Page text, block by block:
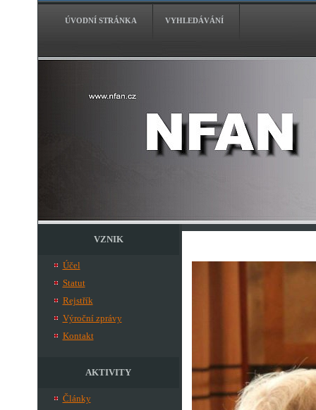
ÚVODNÍ STRÁNKA VYHLEDÁVÁNÍ
VZNIK
Účel
Statut
Rejstřík
Výroční zprávy
Kontakt
AKTIVITY
Články